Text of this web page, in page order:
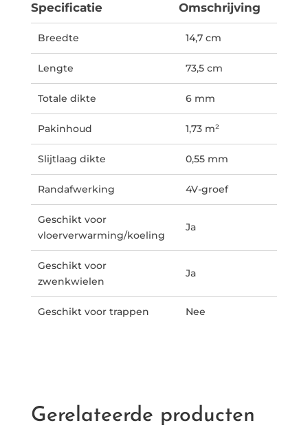
Specificatie Omschrijving
Breedte 14,7 cm
Lengte 73,5 cm
Totale dikte 6 mm
Pakinhoud 1,73 m²
Slijtlaag dikte 0,55 mm
Randafwerking 4V-groef
Geschikt voor
vloerverwarming/koeling
Ja
Geschikt voor
zwenkwielen
Ja
Geschikt voor trappen Nee
Gerelateerde producten